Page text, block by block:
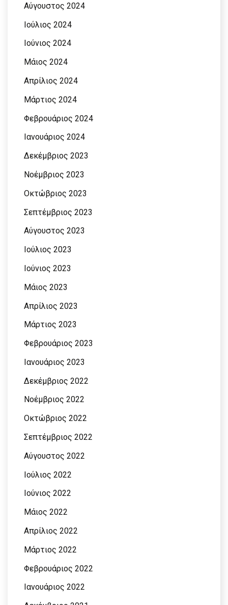
Αύγουστος 2024
Ιούλιος 2024
Ιούνιος 2024
Μάιος 2024
Απρίλιος 2024
Μάρτιος 2024
Φεβρουάριος 2024
Ιανουάριος 2024
Δεκέμβριος 2023
Νοέμβριος 2023
Οκτώβριος 2023
Σεπτέμβριος 2023
Αύγουστος 2023
Ιούλιος 2023
Ιούνιος 2023
Μάιος 2023
Απρίλιος 2023
Μάρτιος 2023
Φεβρουάριος 2023
Ιανουάριος 2023
Δεκέμβριος 2022
Νοέμβριος 2022
Οκτώβριος 2022
Σεπτέμβριος 2022
Αύγουστος 2022
Ιούλιος 2022
Ιούνιος 2022
Μάιος 2022
Απρίλιος 2022
Μάρτιος 2022
Φεβρουάριος 2022
Ιανουάριος 2022